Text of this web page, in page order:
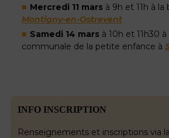
Mercredi 11 mars à 9h et 11h à
Montigny-en-Ostrevent
Samedi 14 mars à 10h et 11h30
communale de la petite enfance à
INFO INSCRIPTION
Renseignements et inscriptions via la